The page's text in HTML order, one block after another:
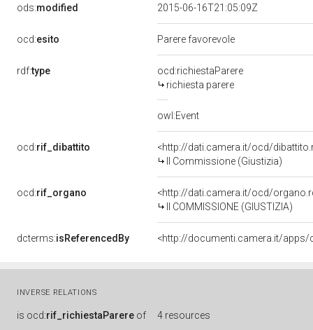
ods:modified 2015-06-16T21:05:09Z
ocd:esito Parere favorevole
rdf:type
ocd:richiestaParere
richiesta parere
owl:Event
ocd:rif_dibattito
<http://dati.camera.it/ocd/
II Commissione (Giustizia)
ocd:rif_organo
<http://dati.camera.it/ocd/
II COMMISSIONE (GIUSTIZIA)
dcterms:isReferencedBy
INVERSE RELATIONS
is ocd:rif_richiestaParere of 4 resources